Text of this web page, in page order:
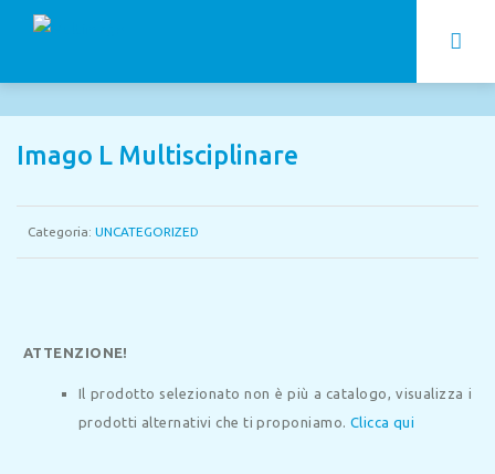
Imago L Multisciplinare
Categoria: UNCATEGORIZED
ATTENZIONE!
Il prodotto selezionato non è più a catalogo, visualizza i
prodotti alternativi che ti proponiamo. Clicca qui